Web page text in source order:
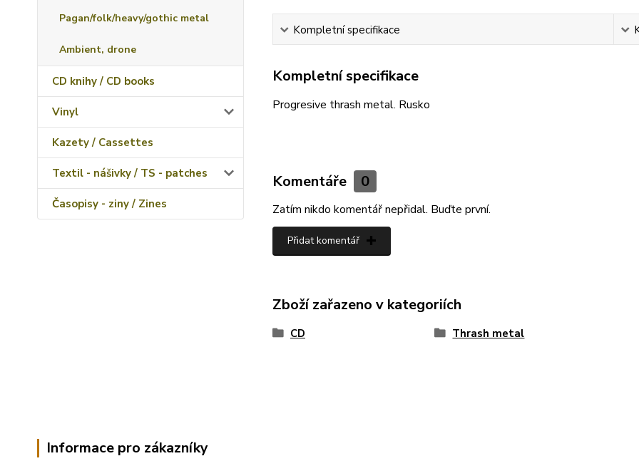
Pagan/folk/heavy/gothic metal
Ambient, drone
CD knihy / CD books
Vinyl
Kazety / Cassettes
Textil - nášivky / TS - patches
Časopisy - ziny / Zines
Kompletní specifikace
Kompletní specifikace
Progresive thrash metal. Rusko
Komentáře 0
Zatím nikdo komentář nepřidal. Buďte první.
Přidat komentář
Zboží zařazeno v kategoriích
CD Thrash metal
Informace pro zákazníky